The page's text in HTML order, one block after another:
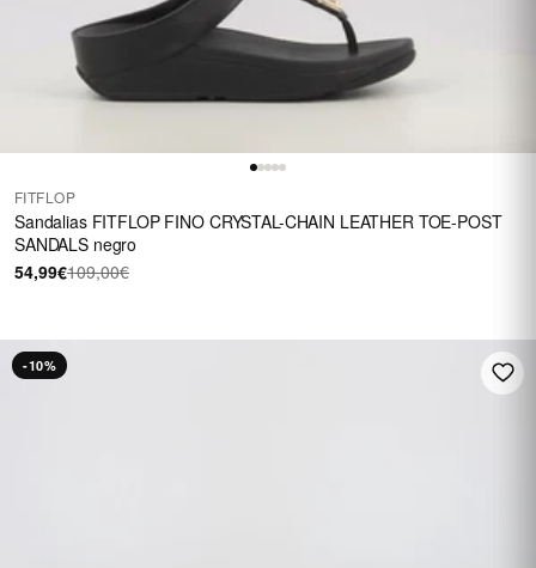
FITFLOP
Sandalias FITFLOP FINO CRYSTAL-CHAIN LEATHER TOE-POST
SANDALS negro
54,99€109,00€
-10%